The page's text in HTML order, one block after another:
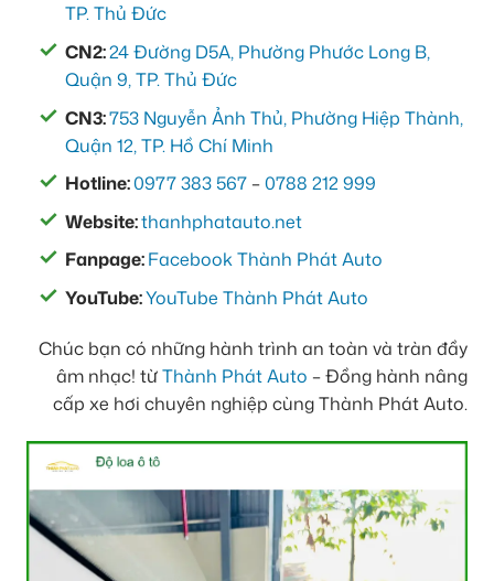
TP. Thủ Đức
CN2:24 Đường D5A, Phường Phước Long B,
Quận 9, TP. Thủ Đức
CN3:753 Nguyễn Ảnh Thủ, Phường Hiệp Thành,
Quận 12, TP. Hồ Chí Minh
Hotline:0977 383 567 –0788 212 999
Website:thanhphatauto.net
Fanpage:Facebook Thành Phát Auto
YouTube:YouTube Thành Phát Auto
Chúc bạn có những hành trình an toàn và tràn đầy
âm nhạc! từThành Phát Auto – Đồng hành nâng
cấp xe hơi chuyên nghiệp cùng Thành Phát Auto.